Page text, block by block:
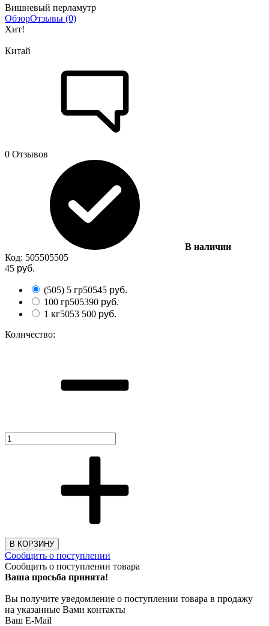
Вишневый перламутр
ОбзорОтзывы (0)
Хит!
Китай
0 Отзывов
В наличии
Код: 505505505
45 руб.
(505) 5 гр50545 руб.
100 гр505390 руб.
1 кг5053 500 руб.
Количество:
В КОРЗИНУ
Сообщить о поступлении
Сообщить о поступлении товара
Ваша просьба принята!
Вы получите уведомление о поступлении товара в продажу
на указанные Вами контакты
Ваш E-Mail